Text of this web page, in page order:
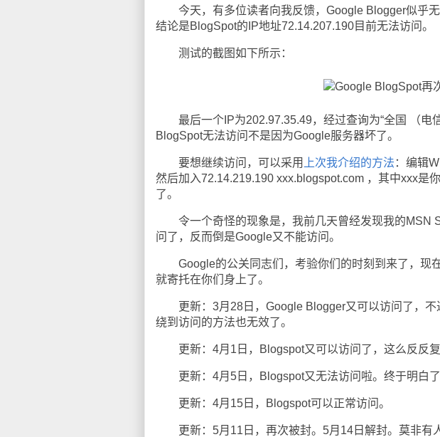
今天，有多位读者向我反馈，Google Blogger似乎无
结论是BlogSpot的IP地址72.14.207.190目前无法访问。
测试的截图如下所示：
最后一个IP为202.97.35.49，经过查询为“全国 （电
BlogSpot无法访问不是因为Google服务器坏了。
要想继续访问，可以采用 上次我介绍的方法 ：编辑
然后加入72.14.219.190 xxx.blogspot.com ，其中xxx是
了。
令一个奇怪的现象是，我前几天曾经发现我的MSN
问了，反而倒是Google又不能访问。
Google的公关同志们，考验你们的时刻到来了，现
就寄托在你们身上了。
更新：3月28日，Google Blogger又可以访问了，不
绕到访问的方法也无效了。
更新：4月1日，Blogspot又可以访问了，这么反反复
更新：4月5日，Blogspot又无法访问啦。终于明白了
更新：4月15日，Blogspot可以正常访问。
更新：5月11日，再次被封。5月14日解封。莫非有